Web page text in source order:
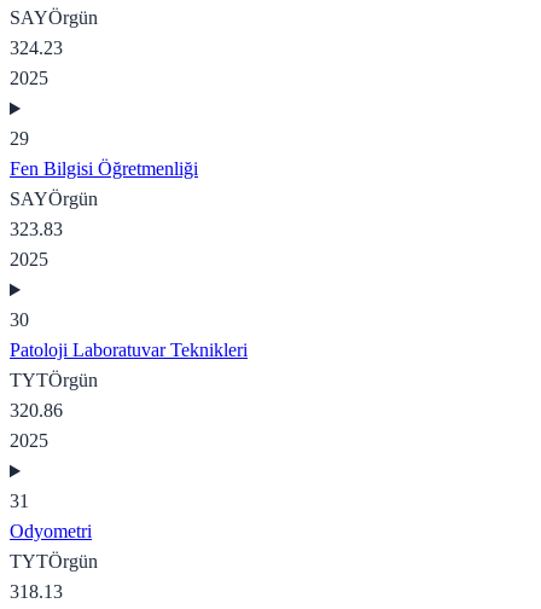
SAYÖrgün
324.23
2025
29
Fen Bilgisi Öğretmenliği
SAYÖrgün
323.83
2025
30
Patoloji Laboratuvar Teknikleri
TYTÖrgün
320.86
2025
31
Odyometri
TYTÖrgün
318.13